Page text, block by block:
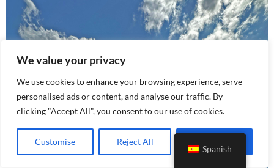
We value your privacy
We use cookies to enhance your browsing experience, serve
personalised ads or content, and analyse our traffic. By
clicking "Accept All", you consent to our use of cookies.
Customise Reject All
Spanish